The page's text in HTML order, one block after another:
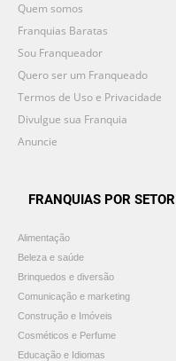
Quem somos
Franquias Baratas
Sou Franqueador
Quero ser um Franqueado
Termos de Uso e Privacidade
Divulgue sua Franquia
Anuncie
FRANQUIAS POR SETOR
Alimentação
Beleza e saúde
Brinquedos e diversão
Comunicação e marketing
Construção e Imóveis
Cosméticos e Perfume
Educação e Idiomas